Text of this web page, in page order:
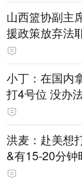
山西篮协副主
援政策放弃法
小丁：在国内
打4号位 没办
洪麦：赴美想
&有15-20分钟